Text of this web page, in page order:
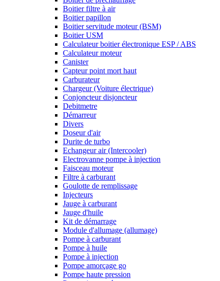
Boitier filtre à air
Boitier papillon
Boitier servitude moteur (BSM)
Boitier USM
Calculateur boitier électronique ESP / ABS
Calculateur moteur
Canister
Capteur point mort haut
Carburateur
Chargeur (Voiture électrique)
Conjoncteur disjoncteur
Debitmetre
Démarreur
Divers
Doseur d'air
Durite de turbo
Echangeur air (Intercooler)
Electrovanne pompe à injection
Faisceau moteur
Filtre à carburant
Goulotte de remplissage
Injecteurs
Jauge à carburant
Jauge d'huile
Kit de démarrage
Module d'allumage (allumage)
Pompe à carburant
Pompe à huile
Pompe à injection
Pompe amorçage go
Pompe haute pression